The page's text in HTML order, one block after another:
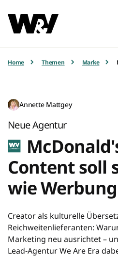
Home Themen Marke
Annette Mattgey
Neue Agentur
Content soll
wie
Creator als kulturelle
Reichweitenlieferanten:
Marketing neu ausrichtet –
Lead-Agentur We Are Era